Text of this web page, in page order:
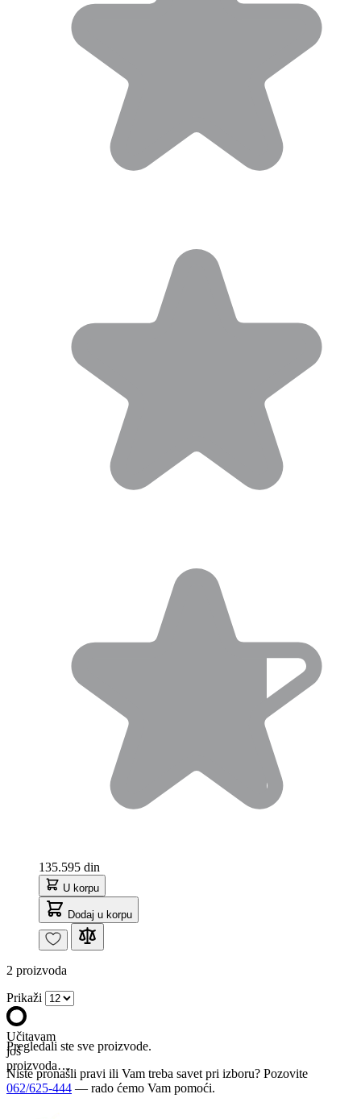
135.595 din
U korpu
Dodaj u korpu
2 proizvoda
Prikaži
Učitavam
još
proizvoda…
Pregledali ste sve proizvode.
Niste pronašli pravi ili Vam treba savet pri izboru? Pozovite
062/625-444 — rado ćemo Vam pomoći.